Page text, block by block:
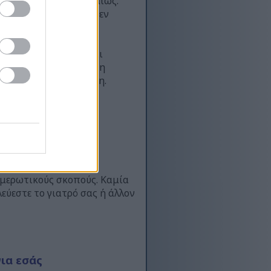
υψηλής έντασης δεν
βοήθεια ειδικών
την υγεία της
να χτίσει μυς και
spinning και γιατί η
αναβάθμιση.
σκοπούς. Καμία
το γιατρό σας ή άλλον
εσάς